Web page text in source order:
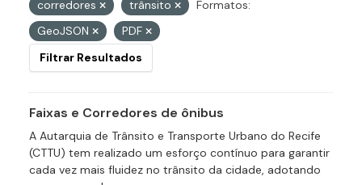
corredores
trânsito
Formatos:
GeoJSON
PDF
Filtrar Resultados
Faixas e Corredores de ônibus
A Autarquia de Trânsito e Transporte Urbano do Recife
(CTTU) tem realizado um esforço contínuo para garantir
cada vez mais fluidez no trânsito da cidade, adotando